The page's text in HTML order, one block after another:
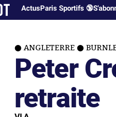
ActusParis Sportifs 🔞
ANGLETERRE
Peter
retraite